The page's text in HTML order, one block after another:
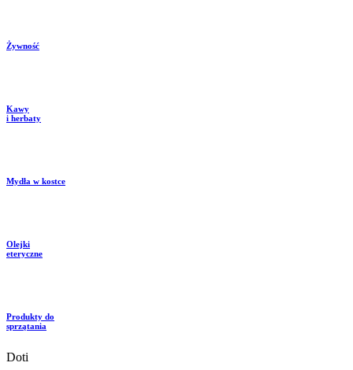
Żywność
Kawy
i herbaty
Mydła w kostce
Olejki
eteryczne
Produkty do
sprzątania
Doti